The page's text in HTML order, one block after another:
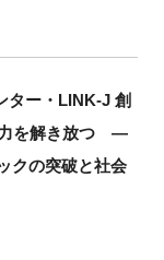
ター・LINK-J 創
力を解き放つ ―
クの突破と社会